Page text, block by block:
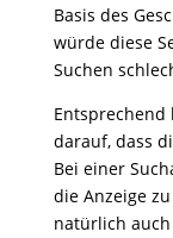
Basis des
würde diese
Suchen
Entsprechend
darauf, dass
Bei einer
die Anzeige
natürlich